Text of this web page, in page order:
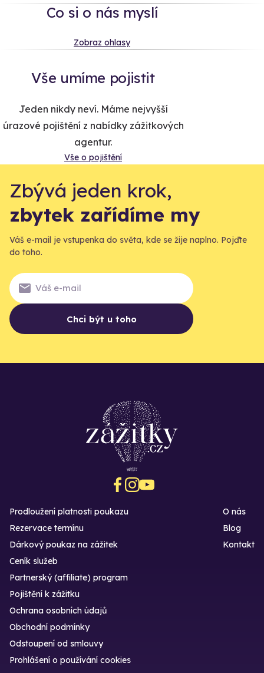
Co si o nás myslí
Zobraz ohlasy
Vše umíme pojistit
Jeden nikdy neví. Máme nejvyšší
úrazové pojištění z nabídky zážitkových
agentur.
Vše o pojištění
Zbývá jeden krok,
zbytek zařídíme my
Váš e-mail je vstupenka do světa, kde se žije naplno. Pojďte
do toho.
Chci být u toho
Prodloužení platnosti poukazu
Rezervace termínu
Dárkový poukaz na zážitek
O nás
Blog
Kontakt
Ceník služeb
Partnerský (affiliate) program
Pojištění k zážitku
Ochrana osobních údajů
Obchodní podmínky
Odstoupení od smlouvy
Prohlášení o používání cookies